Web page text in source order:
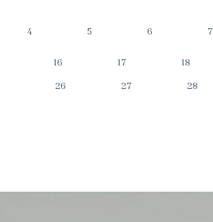
4 5 6 7
16 17 18
26 27 28